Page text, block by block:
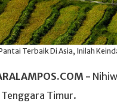
Terbaik Di Asia, Inilah
-
Tenggara Timur.